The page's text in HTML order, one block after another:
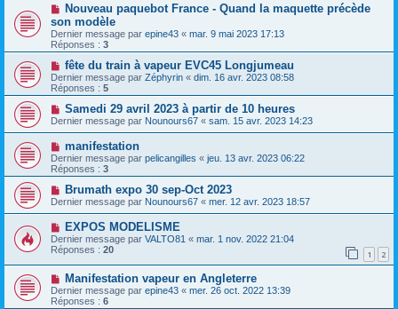
Nouveau paquebot France - Quand la maquette précède
son modèle
Dernier message par epine43 « mar. 9 mai 2023 17:13
Réponses : 3
fête du train à vapeur EVC45 Longjumeau
Dernier message par Zéphyrin « dim. 16 avr. 2023 08:58
Réponses : 5
Samedi 29 avril 2023 à partir de 10 heures
Dernier message par Nounours67 « sam. 15 avr. 2023 14:23
manifestation
Dernier message par pelicangilles « jeu. 13 avr. 2023 06:22
Réponses : 3
Brumath expo 30 sep-Oct 2023
Dernier message par Nounours67 « mer. 12 avr. 2023 18:57
EXPOS MODELISME
Dernier message par VALTO81 « mar. 1 nov. 2022 21:04
Réponses : 20 1 2
Manifestation vapeur en Angleterre
Dernier message par epine43 « mer. 26 oct. 2022 13:39
Réponses : 6